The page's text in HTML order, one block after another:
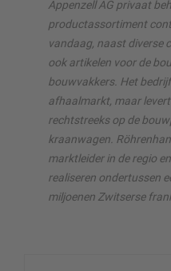
Appenzell AG privaat
productassortiment
vandaag, naast diverse
ook artikelen voor de
bouwvakkers. Het
afhaalmarkt, maar
rechtstreeks op de
kraanwagen.
marktleider in de regio
realiseren ondertussen
miljoenen Zwitserse